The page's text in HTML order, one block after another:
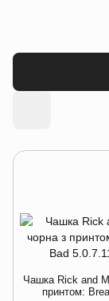
Чашка Rick and
принтом: